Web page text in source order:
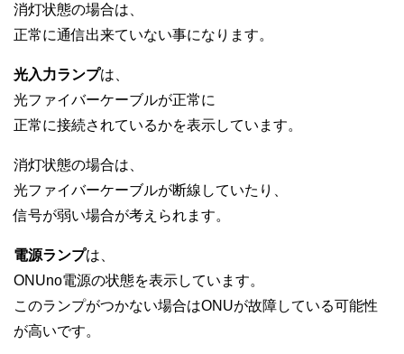
消灯状態の場合は、
正常に通信出来ていない事になります。
光入力ランプは、
光ファイバーケーブルが正常に
正常に接続されているかを表示しています。
消灯状態の場合は、
光ファイバーケーブルが断線していたり、
信号が弱い場合が考えられます。
電源ランプは、
ONUno電源の状態を表示しています。
このランプがつかない場合はONUが故障している可能性
が高いです。